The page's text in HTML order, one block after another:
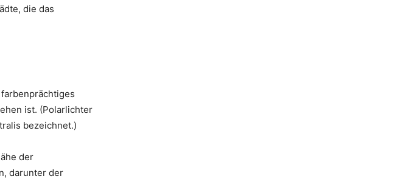
die das
ist. (Polarlichter
bezeichnet.)
der
darunter der